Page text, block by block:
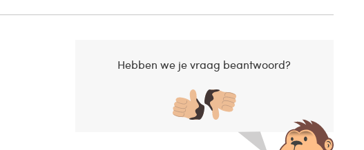
Hebben we je vraag beantwoord?